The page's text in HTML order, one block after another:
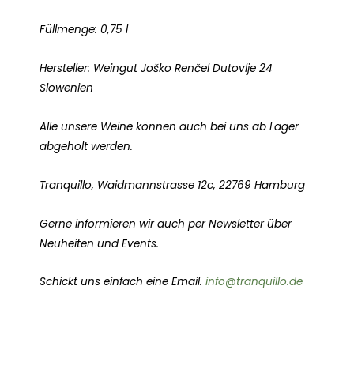
Füllmenge: 0,75 l
Hersteller: Weingut Joško Renčel Dutovlje 24
Slowenien
Alle unsere Weine können auch bei uns ab Lager
abgeholt werden.
Tranquillo, Waidmannstrasse 12c, 22769 Hamburg
Gerne informieren wir auch per Newsletter über
Neuheiten und Events.
Schickt uns einfach eine Email. info@tranquillo.de